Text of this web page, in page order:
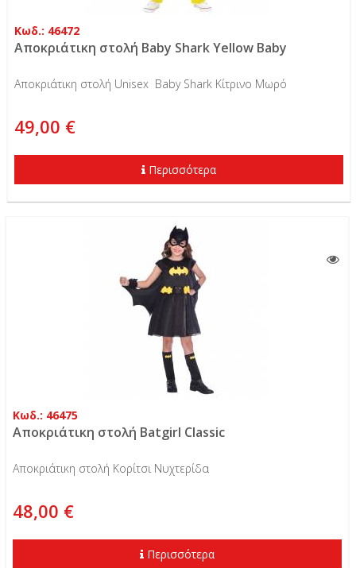
Κωδ.: 46472
Αποκριάτικη στολή Baby Shark Yellow Baby
Αποκριάτικη στολή Unisex Baby Shark Κίτρινο Μωρό
49,00 €
Περισσότερα
Κωδ.: 46475
Αποκριάτικη στολή Batgirl Classic
Αποκριάτικη στολή Κορίτσι Νυχτερίδα
48,00 €
Περισσότερα